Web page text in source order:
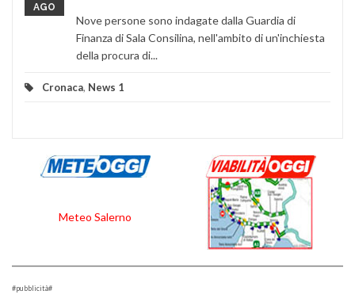
AGO
Nove persone sono indagate dalla Guardia di
Finanza di Sala Consilina, nell'ambito di un'inchiesta
della procura di...
Cronaca, News 1
Meteo Salerno
#pubblicità#